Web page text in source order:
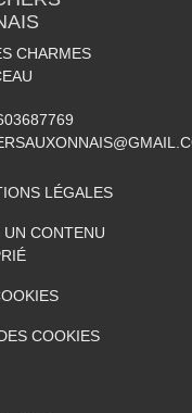
CHARMES
LÉGALES
UN CONTENU
COOKIES